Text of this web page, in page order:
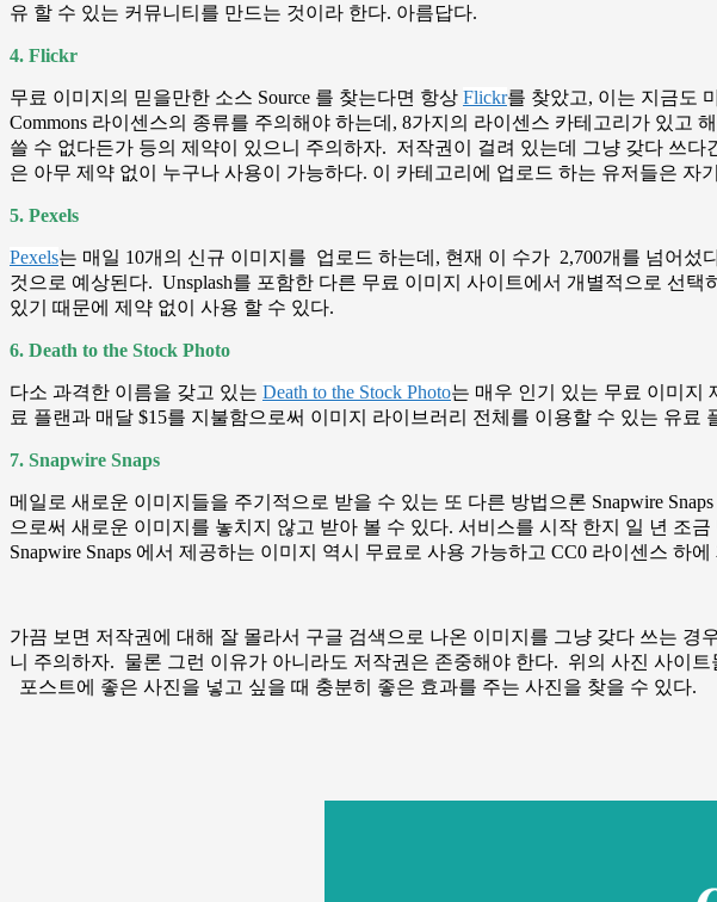
유 할 수 있는 커뮤니티를 만드는 것이라 한다. 아름답다.
4. Flickr
무료 이미지의 믿을만한 소스 Source 를 찾는다면 항상 Flickr를 찾았고, 이는 지금도
Commons 라이센스의 종류를 주의해야 하는데, 8가지의 라이센스 카테고리가 있
쓸 수 없다든가 등의 제약이 있으니 주의하자. 저작권이 걸려 있는데 그냥 갖다 쓰다
은 아무 제약 없이 누구나 사용이 가능하다. 이 카테고리에 업로드 하는 유저들은 자
5. Pexels
Pexels는 매일 10개의 신규 이미지를 업로드 하는데, 현재 이 수가 2,700개를 넘어섰
것으로 예상된다. Unsplash를 포함한 다른 무료 이미지 사이트에서 개별적으로 선
있기 때문에 제약 없이 사용 할 수 있다.
6. Death to the Stock Photo
다소 과격한 이름을 갖고 있는 Death to the Stock Photo는 매우 인기 있는 무료 이미지
료 플랜과 매달 $15를 지불함으로써 이미지 라이브러리 전체를 이용할 수 있는 유료
7. Snapwire Snaps
메일로 새로운 이미지들을 주기적으로 받을 수 있는 또 다른 방법으론 Snapwire
으로써 새로운 이미지를 놓치지 않고 받아 볼 수 있다. 서비스를 시작 한지 일 년 조
Snapwire Snaps 에서 제공하는 이미지 역시 무료로 사용 가능하고 CC0 라이센스 하
가끔 보면 저작권에 대해 잘 몰라서 구글 검색으로 나온 이미지를 그냥 갖다 쓰는
니 주의하자. 물론 그런 이유가 아니라도 저작권은 존중해야 한다. 위의 사진 사이
포스트에 좋은 사진을 넣고 싶을 때 충분히 좋은 효과를 주는 사진을 찾을 수 있다.